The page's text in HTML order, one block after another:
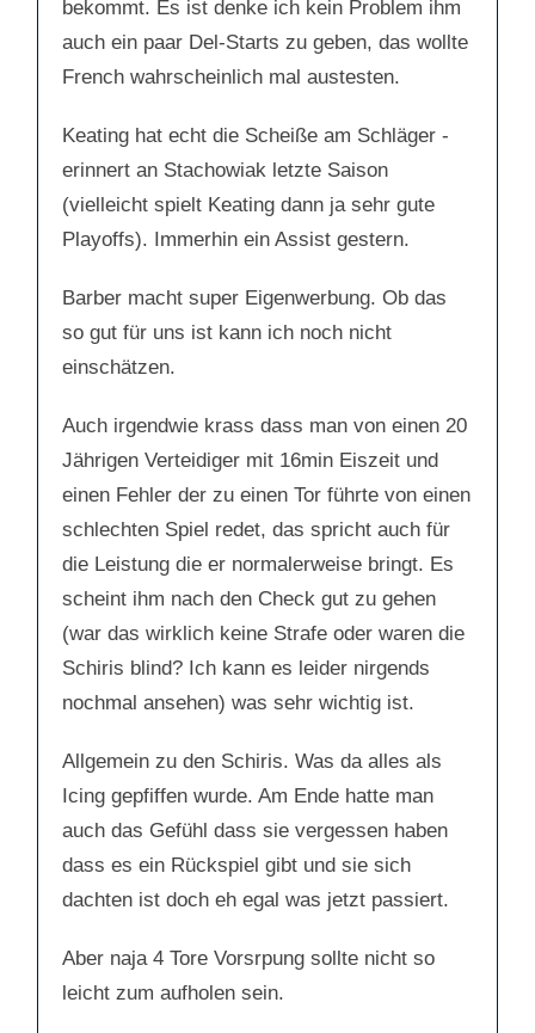
bekommt. Es ist denke ich kein Problem ihm
auch ein paar Del-Starts zu geben, das wollte
French wahrscheinlich mal austesten.
Keating hat echt die Scheiße am Schläger -
erinnert an Stachowiak letzte Saison
(vielleicht spielt Keating dann ja sehr gute
Playoffs). Immerhin ein Assist gestern.
Barber macht super Eigenwerbung. Ob das
so gut für uns ist kann ich noch nicht
einschätzen.
Auch irgendwie krass dass man von einen 20
Jährigen Verteidiger mit 16min Eiszeit und
einen Fehler der zu einen Tor führte von einen
schlechten Spiel redet, das spricht auch für
die Leistung die er normalerweise bringt. Es
scheint ihm nach den Check gut zu gehen
(war das wirklich keine Strafe oder waren die
Schiris blind? Ich kann es leider nirgends
nochmal ansehen) was sehr wichtig ist.
Allgemein zu den Schiris. Was da alles als
Icing gepfiffen wurde. Am Ende hatte man
auch das Gefühl dass sie vergessen haben
dass es ein Rückspiel gibt und sie sich
dachten ist doch eh egal was jetzt passiert.
Aber naja 4 Tore Vorsrpung sollte nicht so
leicht zum aufholen sein.